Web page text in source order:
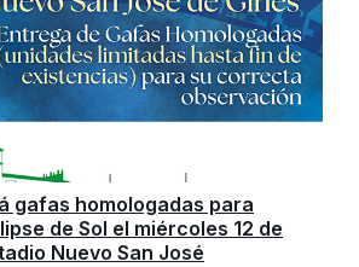
gafas homologadas para
de Sol el miércoles 12 de
Nuevo San José